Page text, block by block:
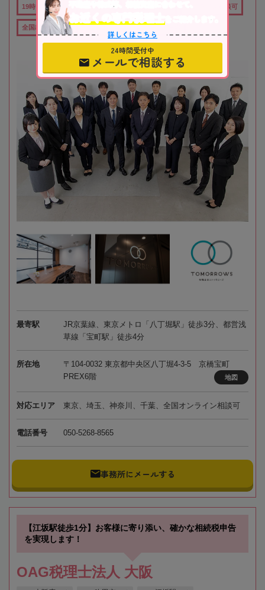
19時以降TEL可 オンライン相談可
全国出張対応可 行政書士在籍 女性税理士在籍
最寄駅
JR京葉線、東京メトロ「八丁堀駅」徒歩3分、都営浅
草線「宝町駅」徒歩4分
所在地
〒104-0032 東京都中央区八丁堀4-3-5 京橋宝町
PREX6階
地図
対応エリア 東京、埼玉、神奈川、千葉、全国オンライン相談可
電話番号 050-5268-8565
事務所にメールする
【江坂駅徒歩1分】お客様に寄り添い、確かな相続税申告
を実現します！
OAG税理士法人 大阪
不動産や株式等、相続資産に合わせて、
お近くの専門税理士
をご紹介します。
詳しくはこちら
24時間受付中
メールで相談する